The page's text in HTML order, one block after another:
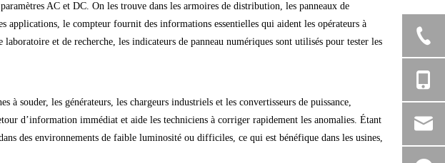
AC et DC. On les trouve dans les armoires de distribution, les panneaux de
applications, le compteur fournit des informations essentielles qui aident les opérateurs à
et de recherche, les indicateurs de panneau numériques sont utilisés pour tester les
souder, les générateurs, les chargeurs industriels et les convertisseurs de puissance,
d’information immédiat et aide les techniciens à corriger rapidement les anomalies. Étant
des environnements de faible luminosité ou difficiles, ce qui est bénéfique dans les usines,